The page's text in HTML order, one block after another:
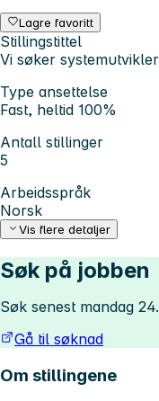
Lagre favoritt
Stillingstittel
Vi søker
Type ansettelse
Fast, heltid 100%
Antall stillinger
5
Arbeidsspråk
Norsk
Vis flere detaljer
Søk på jobben
Søk senest mandag
Gå til søknad
Om stillingene